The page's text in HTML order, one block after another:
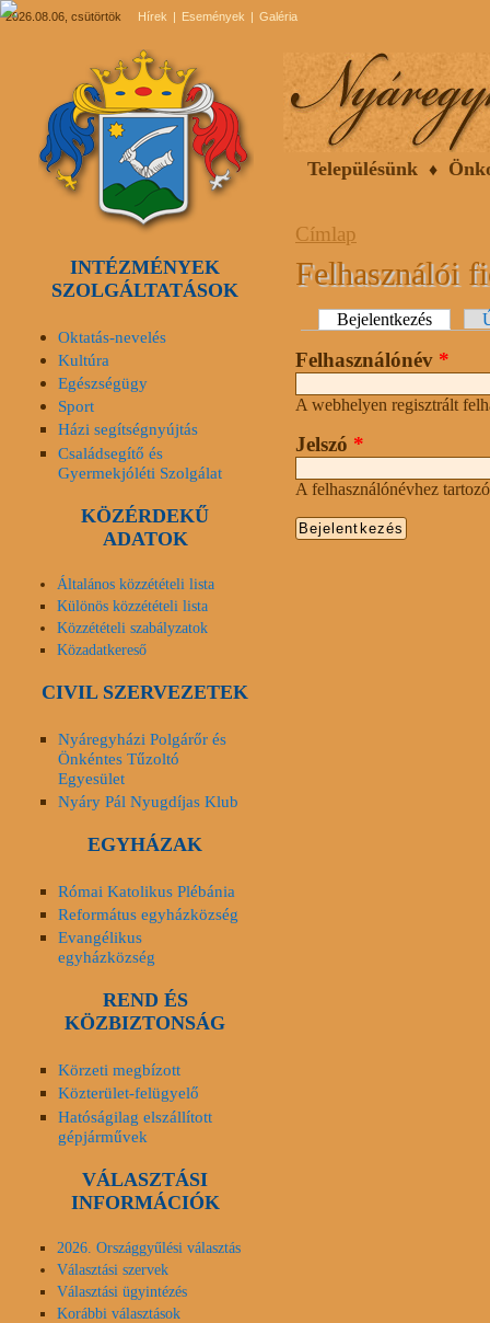
2026.08.06, csütörtök Hírek Események Galéria
Településünk
Címlap
Felhasználói
Elsődleges fülek
Bejelentkezés (aktív
Felhasználónév *
A webhelyen regisztrált
Jelszó *
A felhasználónévhez
INTÉZMÉNYEK
SZOLGÁLTATÁSOK
Oktatás-nevelés
Kultúra
Egészségügy
Sport
Házi segítségnyújtás
Családsegítő és
Gyermekjóléti Szolgálat
KÖZÉRDEKŰ
ADATOK
Általános közzétételi lista
Különös közzétételi lista
Közzétételi szabályzatok
Közadatkereső
CIVIL SZERVEZETEK
Nyáregyházi Polgárőr és
Önkéntes Tűzoltó
Egyesület
Nyáry Pál Nyugdíjas Klub
EGYHÁZAK
Római Katolikus Plébánia
Református egyházközség
Evangélikus
egyházközség
REND ÉS
KÖZBIZTONSÁG
Körzeti megbízott
Közterület-felügyelő
Hatóságilag elszállított
gépjárművek
VÁLASZTÁSI
INFORMÁCIÓK
2026. Országgyűlési választás
Választási szervek
Választási ügyintézés
Korábbi választások